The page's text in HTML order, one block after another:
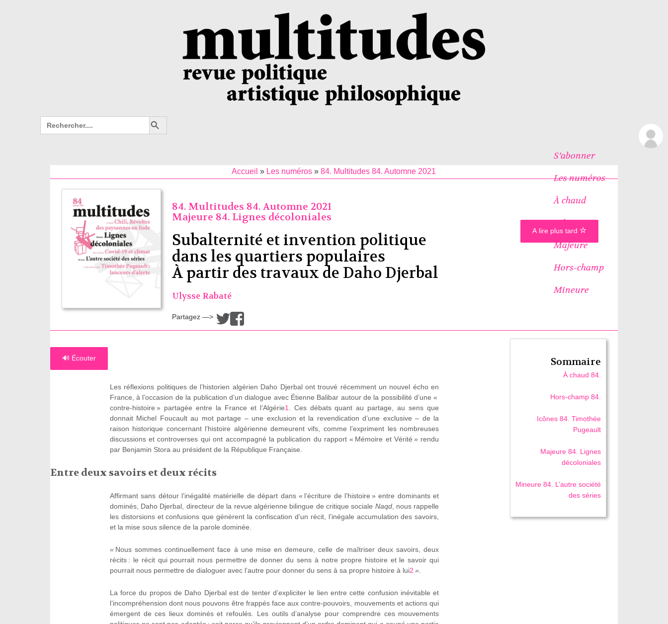
Search
for:
Search Button
S’abonner
Les numéros
À chaud
Icônes
Majeure
Hors-champ
Mineure
Accueil » Les numéros »84. Multitudes 84. Automne 2021
84. Multitudes 84. Automne 2021
Majeure 84. Lignes décoloniales
Subalternité et invention politique
dans les quartiers populaires
À partir des travaux de Daho Djerbal
Ulysse Rabaté
Partagez —> /
🔊 Écouter
Les réflexions politiques de l’historien algérien Daho Djerbal ont trouvé récemment un nouvel écho en
France, à l’occasion de la publication d’un dialogue avec Étienne Balibar autour de la possibilité d’une «
contre-histoire » partagée entre la France et l’Algérie1
. Ces débats quant au partage, au sens que
donnait Michel Foucault au mot partage – une exclusion et la revendication d’une exclusive – de la
raison historique concernant l’histoire algérienne demeurent vifs, comme l’expriment les nombreuses
discussions et controverses qui ont accompagné la publication du rapport « Mémoire et Vérité » rendu
par Benjamin Stora au président de la République Française.
Entre deux savoirs et deux récits
Affirmant sans détour l’inégalité matérielle de départ dans « l’écriture de l’histoire » entre dominants et
dominés, Daho Djerbal, directeur de la revue algérienne bilingue de critique sociale Naqd, nous rappelle
les distorsions et confusions que génèrent la confiscation d’un récit, l’inégale accumulation des savoirs,
et la mise sous silence de la parole dominée.
« Nous sommes continuellement face à une mise en demeure, celle de maîtriser deux savoirs, deux
récits : le récit qui pourrait nous permettre de donner du sens à notre propre histoire et le savoir qui
pourrait nous permettre de dialoguer avec l’autre pour donner du sens à sa propre histoire à lui2 »
La force du propos de Daho Djerbal est de tenter d’expliciter le lien entre cette confusion inévitable et
l’incompréhension dont nous pouvons être frappés face aux contre-pouvoirs, mouvements et actions qui
émergent de ces lieux dominés et refoulés. Les outils d’analyse pour comprendre ces mouvements
A lire plus tard
Sommaire
À chaud 84.
Hors-champ 84.
Icônes 84. Timothée
Pugeault
Majeure 84. Lignes
décoloniales
Mineure 84. L’autre société
des séries